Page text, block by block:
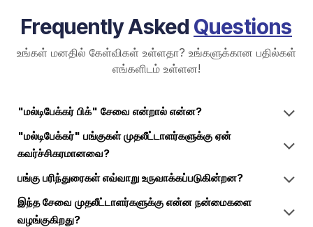
Frequently Asked Questions
உங்கள் மனதில் கேள்விகள் உள்ளதா? உங்களுக்கான பதில்கள்
எங்களிடம் உள்ளன!
"மல்டிபேக்கர் பிக்" சேவை என்றால் என்ன?
"மல்டிபேக்கர்" பங்குகள் முதலீட்டாளர்களுக்கு ஏன்
கவர்ச்சிகரமானவை?
பங்கு பரிந்துரைகள் எவ்வாறு உருவாக்கப்படுகின்றன?
இந்த சேவை முதலீட்டாளர்களுக்கு என்ன நன்மைகளை
வழங்குகிறது?